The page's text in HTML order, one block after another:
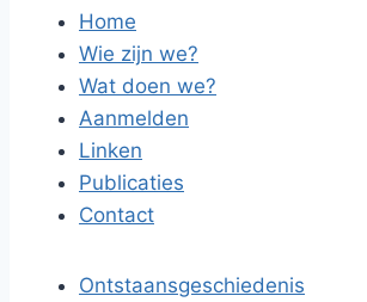
Home
Wie zijn we?
Wat doen we?
Aanmelden
Linken
Publicaties
Contact
Ontstaansgeschiedenis